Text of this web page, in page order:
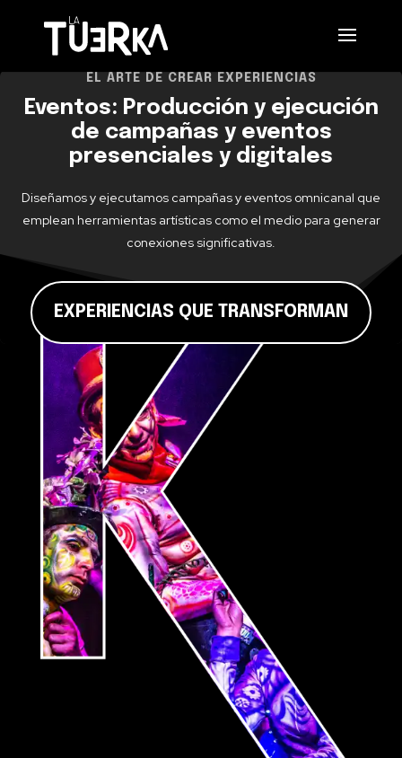
EL ARTE DE CREAR EXPERIENCIAS
Eventos: Producción y ejecución
de campañas y eventos
presenciales y digitales
Diseñamos y ejecutamos campañas y eventos omnicanal que
emplean herramientas artísticas como el medio para generar
conexiones significativas.
EXPERIENCIAS QUE TRANSFORMAN